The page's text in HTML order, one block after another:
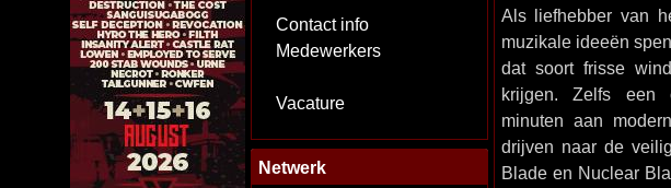
Contact info
Medewerkers
Vacature
Netwerk
Als liefhebber van
muzikale ideeën
dat soort frisse
krijgen. Zelfs een
minuten aan
drijven naar de
Blade en Nuclear